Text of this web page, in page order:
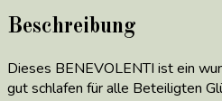
Beschreibung
Dieses BENEVOLENTI ist ein
gut schlafen für alle Beteiligten